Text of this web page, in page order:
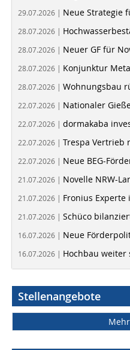
29.07.2026 | Neue Strategie
28.07.2026 |
28.07.2026 | Neuer GF für
28.07.2026 | Konjunktur
28.07.2026 | Wohnungsbau
22.07.2026 | Nationaler
22.07.2026 | dormakaba
22.07.2026 | Trespa Vertrieb
22.07.2026 | Neue BEG-
21.07.2026 | Novelle NRW-
21.07.2026 | Fronius Experte
21.07.2026 | Schüco
16.07.2026 | Neue
16.07.2026 | Hochbau weiter
Stellenangebote